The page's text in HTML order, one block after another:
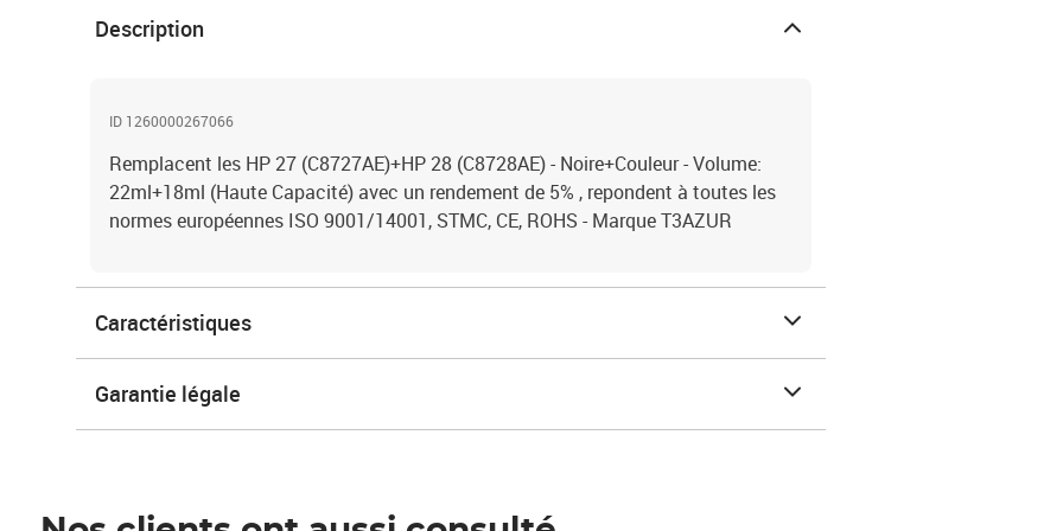
Description
ID 1260000267066
Remplacent les HP 27 (C8727AE)+HP 28 (C8728AE) - Noire+Couleur - Volume:
22ml+18ml (Haute Capacité) avec un rendement de 5% , repondent à toutes les
normes européennes ISO 9001/14001, STMC, CE, ROHS - Marque T3AZUR
Caractéristiques
Garantie légale